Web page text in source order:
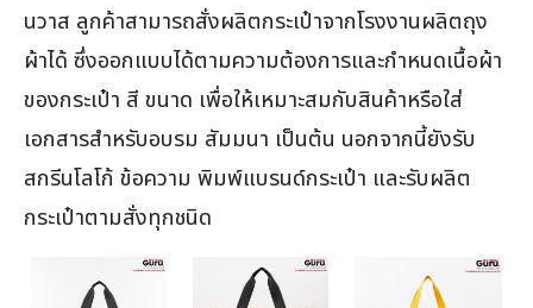
นวาส ลูกค้าสามารถสั่งผลิตกระเป๋าจากโรงงานผลิตถุง
ผ้าได้ ซึ่งออกแบบได้ตามความต้องการและกำหนดเนื้อผ้า
ของกระเป๋า สี ขนาด เพื่อให้เหมาะสมกับสินค้าหรือใส่
เอกสารสำหรับอบรม สัมมนา เป็นต้น นอกจากนี้ยังรับ
สกรีนโลโก้ ข้อความ พิมพ์แบรนด์กระเป๋า และรับผลิต
กระเป๋าตามสั่งทุกชนิด